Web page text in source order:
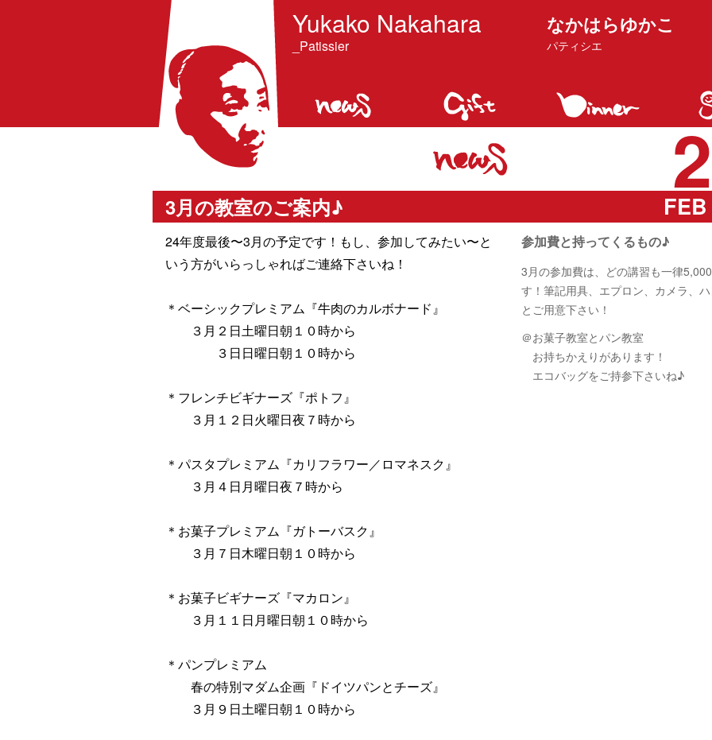
Yukako Nakahara
_Patissier
なかはらゆかこ
パティシエ
3月の教室のご案内♪
24年度最後〜3月の予定です！もし、参加してみたい〜と
いう方がいらっしゃればご連絡下さいね！
＊ベーシックプレミアム『牛肉のカルボナード』
３月２日土曜日朝１０時から
３日日曜日朝１０時から
＊フレンチビギナーズ『ポトフ』
３月１２日火曜日夜７時から
＊パスタプレミアム『カリフラワー／ロマネスク』
３月４日月曜日夜７時から
＊お菓子プレミアム『ガトーバスク』
３月７日木曜日朝１０時から
＊お菓子ビギナーズ『マカロン』
３月１１日月曜日朝１０時から
＊パンプレミアム
春の特別マダム企画『ドイツパンとチーズ』
３月９日土曜日朝１０時から
参加費と持ってくるもの♪
3月の参加費は、どの講習も一律
す！筆記用具、エプロン、カメラ、
とご用意下さい！
＠お菓子教室とパン教室
お持ちかえりがあります！
エコバッグをご持参下さいね♪